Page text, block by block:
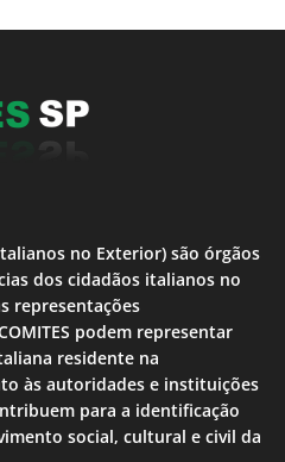
no Exterior) são órgãos
dos cidadãos italianos no
representações
podem representar
residente na
às autoridades e instituições
para a identificação
social, cultural e civil da